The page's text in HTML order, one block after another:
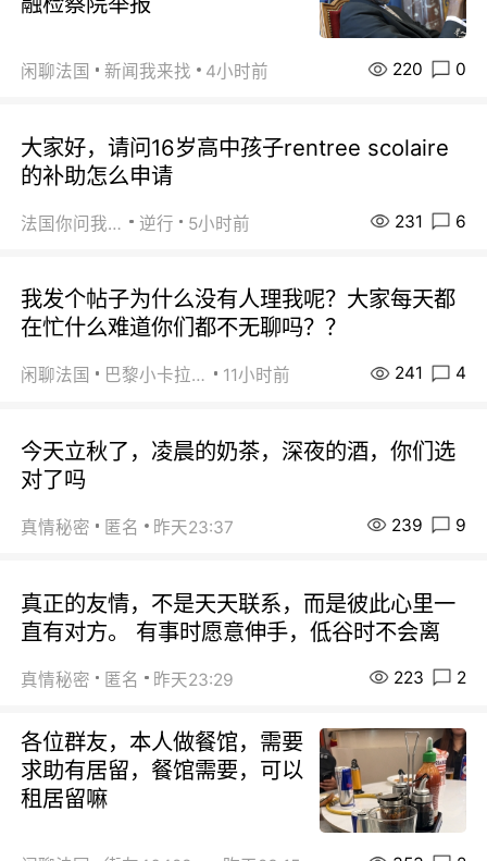
闲聊法国 新闻我来找 4小时前 220 0
大家好，请问16岁高中孩子rentree scolaire
的补助怎么申请
法国你问我答 逆行 5小时前 231 6
我发个帖子为什么没有人理我呢？大家每天都
在忙什么难道你们都不无聊吗？？
闲聊法国 巴黎小卡拉咪 11小时前 241 4
今天立秋了，凌晨的奶茶，深夜的酒，你们选
对了吗
真情秘密 匿名 昨天23:37 239 9
真正的友情，不是天天联系，而是彼此心里一
直有对方。 有事时愿意伸手，低谷时不会离
真情秘密 匿名 昨天23:29 223 2
各位群友，本人做餐馆，需要
求助有居留，餐馆需要，可以
租居留嘛